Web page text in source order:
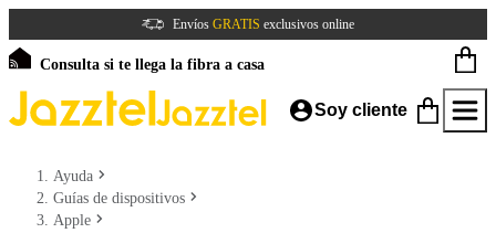
Envíos GRATIS exclusivos online
Consulta si te llega la fibra a casa
Soy cliente
Ayuda
Guías de dispositivos
Apple